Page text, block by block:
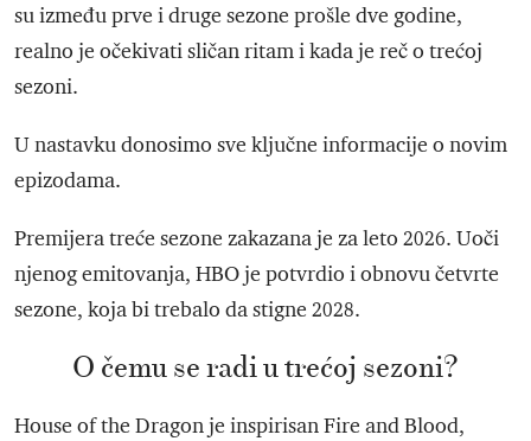
su između prve i druge sezone prošle dve godine,
realno je očekivati sličan ritam i kada je reč o trećoj
sezoni.
U nastavku donosimo sve ključne informacije o novim
epizodama.
Premijera treće sezone zakazana je za leto 2026. Uoči
njenog emitovanja, HBO je potvrdio i obnovu četvrte
sezone, koja bi trebalo da stigne 2028.
O čemu se radi u trećoj sezoni?
House of the Dragon je inspirisan Fire and Blood,